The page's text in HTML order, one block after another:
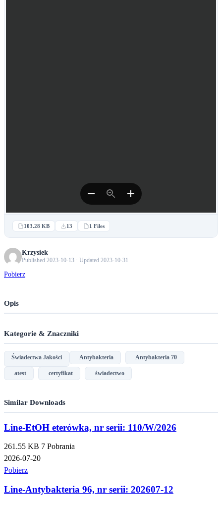
103.28 KB 13 1 Files
Krzysiek
Published 2023-10-13 · Updated 2023-10-31
Pobierz
Opis
Kategorie & Znaczniki
Świadectwa Jakości Antybakteria Antybakteria 70
atest certyfikat świadectwo
Similar Downloads
Line-EtOH eterówka, nr serii: 110/W/2026
261.55 KB 7 Pobrania
2026-07-20
Pobierz
Line-Antybakteria 96, nr serii: 202607-12